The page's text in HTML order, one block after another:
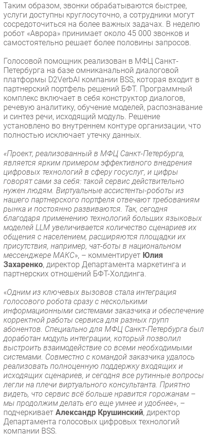
Таким образом, звонки обрабатываются быстрее,
услуги доступны круглосуточно, а сотрудники могут
сосредоточиться на более важных задачах. В неделю
робот «Аврора» принимает около 45 000 звонков и
самостоятельно решает более половины запросов.
Голосовой помощник реализован в МФЦ Санкт-
Петербурга на базе омниканальной диалоговой
платформы D2VerbAI компании BSS, которая входит в
партнерский портфель решений БФТ. Программный
комплекс включает в себя конструктор диалогов,
речевую аналитику, обучение моделей, распознавание
и синтез речи, исходящий модуль. Решение
установлено во внутреннем контуре организации, что
полностью исключает утечку данных.
«Проект, реализованный в МФЦ Санкт-Петербурга,
является ярким примером эффективного внедрения
цифровых технологий в сферу госуслуг, и цифры
говорят сами за себя: такой сервис действительно
нужен людям. Виртуальные ассистенты-роботы из
нашего партнерского портфеля отвечают требованиям
рынка и постоянно развиваются. Так, сегодня
благодаря применению технологий больших языковых
моделей LLM увеличивается количество сценариев их
общения с населением, расширяются площадки их
присутствия, например, чат-боты в национальном
мессенджере МАКС», – комментирует Юлия
Захаренко, директор Департамента маркетинга и
партнерских отношений БФТ-Холдинга.
«Одним из ключевых вызовов стала интеграция
голосового робота сразу с несколькими
информационными системами заказчика и обеспечение
корректной работы сервиса для разных групп
абонентов. Специально для МФЦ Санкт-Петербурга был
доработан модуль интеграции, который позволил
выстроить взаимодействие со всеми необходимыми
системами. Совместно с командой заказчика удалось
реализовать полноценную поддержку входящих и
исходящих сценариев, и сегодня все рутинные вопросы
легли на плечи виртуального консультанта. Приятно
видеть, что сервис всё больше нравится горожанам –
мы продолжим делать его еще умнее и удобнее», –
подчеркивает Александр Крушинский, директор
Департамента голосовых цифровых технологий
компании BSS.